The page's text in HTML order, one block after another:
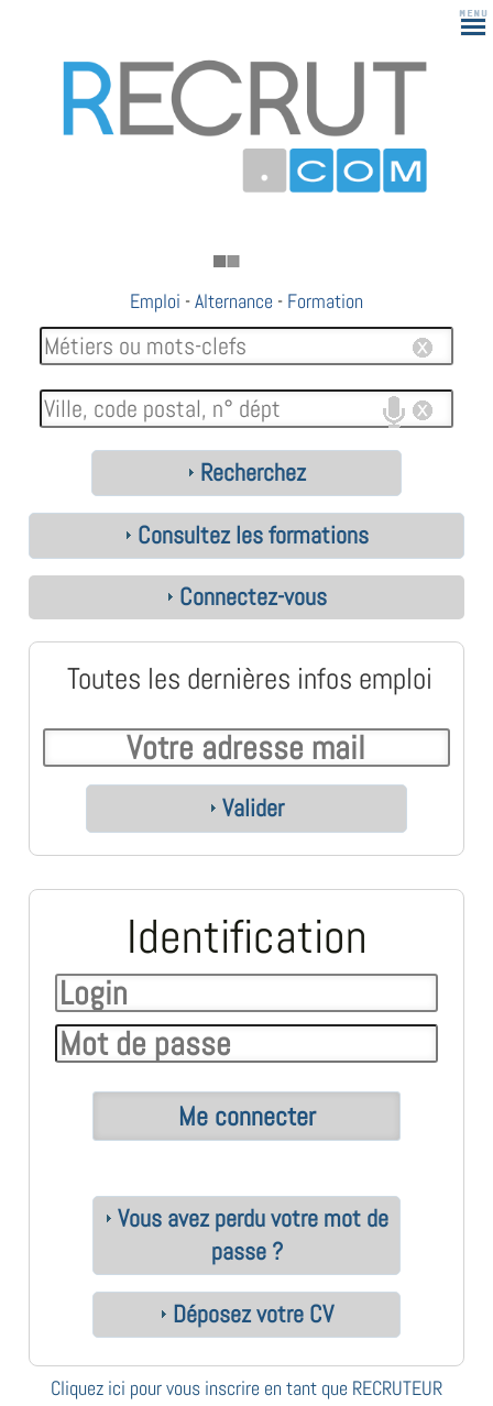
183
Emploi -Alternance - Formation
Recherchez
Consultez les formations
Connectez-vous
Toutes les dernières infos emploi
Valider
Identification
Vous avez perdu votre mot de
passe ?
Déposez votre CV
Cliquez ici pour vous inscrire en tant que RECRUTEUR